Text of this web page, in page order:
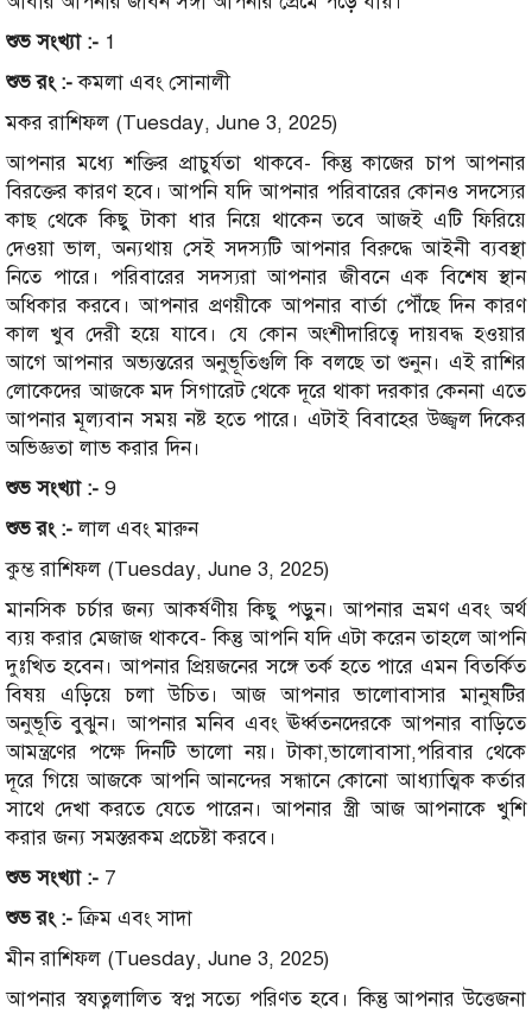
শুভ সংখ্যা :- 1
শুভ রং :-কমলা এবং সোনালী
মকর রাশিফল (Tuesday, June 3, 2025)
আপনার মধ্যে শক্তির প্রাচুর্যতা থাকবে- কিন্তু কাজের চাপ আপনার
বিরক্তের কারণ হবে। আপনি যদি আপনার পরিবারের কোনও সদস্যের
কাছ থেকে কিছু টাকা ধার নিয়ে থাকেন তবে আজই এটি ফিরিয়ে
দেওয়া ভাল, অন্যথায় সেই সদস্যটি আপনার বিরুদ্ধে আইনী ব্যবস্থা
নিতে পারে। পরিবারের সদস্যরা আপনার জীবনে এক বিশেষ স্থান
অধিকার করবে। আপনার প্রণয়ীকে আপনার বার্তা পৌঁছে দিন কারণ
কাল খুব দেরী হয়ে যাবে। যে কোন অংশীদারিত্বে দায়বদ্ধ হওয়ার
আগে আপনার অভ্যন্তরের অনুভূতিগুলি কি বলছে তা শুনুন। এই রাশির
লোকেদের আজকে মদ সিগারেট থেকে দূরে থাকা দরকার কেননা এতে
আপনার মূল্যবান সময় নষ্ট হতে পারে। এটাই বিবাহের উজ্জ্বল দিকের
অভিজ্ঞতা লাভ করার দিন।
শুভ সংখ্যা :- 9
শুভ রং :-লাল এবং মারুন
কুম্ভ রাশিফল (Tuesday, June 3, 2025)
মানসিক চর্চার জন্য আকর্ষণীয় কিছু পড়ুন। আপনার ভ্রমণ এবং অর্থ
ব্যয় করার মেজাজ থাকবে- কিন্তু আপনি যদি এটা করেন তাহলে আপনি
দুঃখিত হবেন। আপনার প্রিয়জনের সঙ্গে তর্ক হতে পারে এমন বিতর্কিত
বিষয় এড়িয়ে চলা উচিত। আজ আপনার ভালোবাসার মানুষটির
অনুভূতি বুঝুন। আপনার মনিব এবং ঊর্ধ্বতনদেরকে আপনার বাড়িতে
আমন্ত্রণের পক্ষে দিনটি ভালো নয়। টাকা,ভালোবাসা,পরিবার থেকে
দূরে গিয়ে আজকে আপনি আনন্দের সন্ধানে কোনো আধ্যাত্মিক কর্তার
সাথে দেখা করতে যেতে পারেন। আপনার স্ত্রী আজ আপনাকে খুশি
করার জন্য সমস্তরকম প্রচেষ্টা করবে।
শুভ সংখ্যা :- 7
শুভ রং :-ক্রিম এবং সাদা
মীন রাশিফল (Tuesday, June 3, 2025)
আপনার স্বযত্নলালিত স্বপ্ন সত্যে পরিণত হবে। কিন্তু আপনার উত্তেজনা